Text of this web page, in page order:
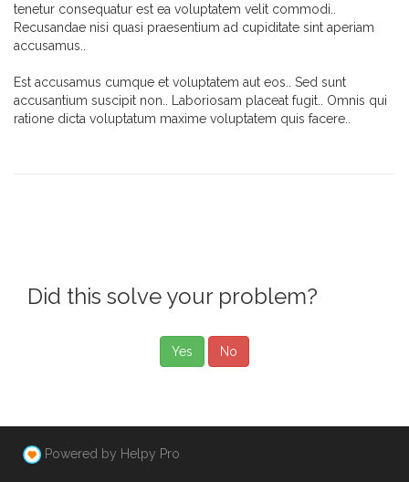
tenetur consequatur est ea voluptatem velit commodi..
Recusandae nisi quasi praesentium ad cupiditate sint aperiam
accusamus..
Est accusamus cumque et voluptatem aut eos.. Sed sunt
accusantium suscipit non.. Laboriosam placeat fugit.. Omnis qui
ratione dicta voluptatum maxime voluptatem quis facere..
Did this solve your problem?
Yes No
Powered by Helpy Pro